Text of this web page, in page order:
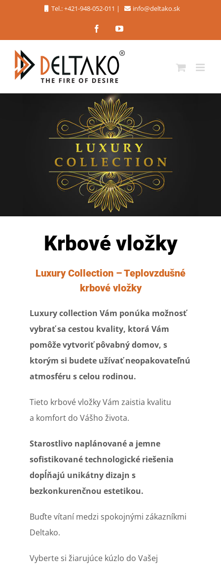
content
Tel.: +421-948-052-011 | info@deltako.sk
FacebookYouTube
Krbové vložky
Luxury Collection – Teplovzdušné
krbové vložky
Luxury collection Vám ponúka možnosť
vybrať sa cestou kvality, ktorá Vám
pomôže vytvoriť pôvabný domov, s
ktorým si budete užívať neopakovateľnú
atmosféru s celou rodinou.
Tieto krbové vložky Vám zaistia kvalitu
a komfort do Vášho života.
Starostlivo naplánované a jemne
sofistikované technologické riešenia
dopĺňajú unikátny dizajn s
bezkonkurenčnou estetikou.
Buďte vítaní medzi spokojnými zákazníkmi
Deltako.
Vyberte si žiarujúce kúzlo do Vašej